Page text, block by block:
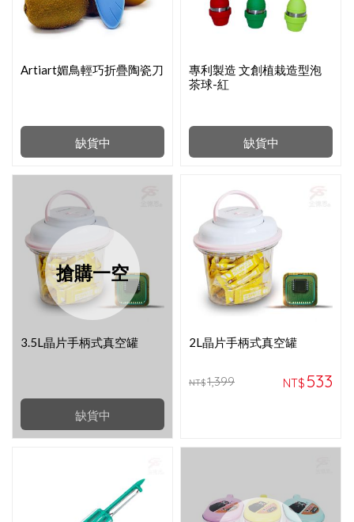
缺貨中
Artiart媚鳥輕巧折疊陶瓷刀
缺貨中
專利製造 文創植栽造型泡
茶球-紅
搶購一空
缺貨中
3.5L晶片手柄式真空罐 2L晶片手柄式真空罐
NT$ 533
NT$1,399